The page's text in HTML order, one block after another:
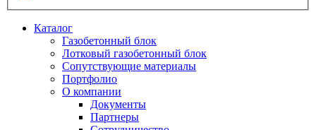
Каталог
Газобетонный блок
Лотковый газобетонный блок
Сопутствующие материалы
Портфолио
О компании
Документы
Партнеры